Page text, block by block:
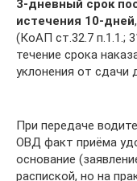
3-дневный срок
истечения 10-дней
(КоАП ст.32.7 п.1.1.;
течение срока
уклонения от сдачи
При передаче
ОВД факт приёма
основание
распиской, но на